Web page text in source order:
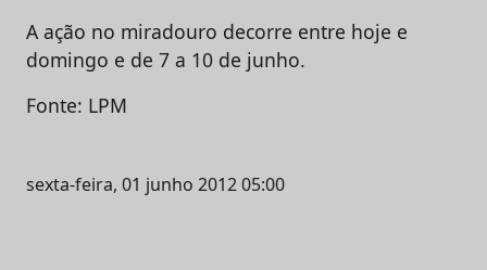
A ação no miradouro decorre entre hoje e
domingo e de 7 a 10 de junho.
Fonte: LPM
sexta-feira, 01 junho 2012 05:00